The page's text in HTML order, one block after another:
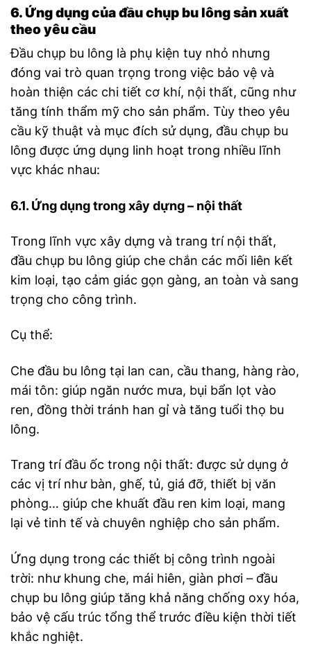
6. Ứng dụng của đầu chụp bu lông sản xuất
theo yêu cầu
Đầu chụp bu lông là phụ kiện tuy nhỏ nhưng
đóng vai trò quan trọng trong việc bảo vệ và
hoàn thiện các chi tiết cơ khí, nội thất, cũng như
tăng tính thẩm mỹ cho sản phẩm. Tùy theo yêu
cầu kỹ thuật và mục đích sử dụng, đầu chụp bu
lông được ứng dụng linh hoạt trong nhiều lĩnh
vực khác nhau:
6.1. Ứng dụng trong xây dựng – nội thất
Trong lĩnh vực xây dựng và trang trí nội thất,
đầu chụp bu lông giúp che chắn các mối liên kết
kim loại, tạo cảm giác gọn gàng, an toàn và sang
trọng cho công trình.
Cụ thể:
Che đầu bu lông tại lan can, cầu thang, hàng rào,
mái tôn: giúp ngăn nước mưa, bụi bẩn lọt vào
ren, đồng thời tránh han gỉ và tăng tuổi thọ bu
lông.
Trang trí đầu ốc trong nội thất: được sử dụng ở
các vị trí như bàn, ghế, tủ, giá đỡ, thiết bị văn
phòng… giúp che khuất đầu ren kim loại, mang
lại vẻ tinh tế và chuyên nghiệp cho sản phẩm.
Ứng dụng trong các thiết bị công trình ngoài
trời: như khung che, mái hiên, giàn phơi – đầu
chụp bu lông giúp tăng khả năng chống oxy hóa,
bảo vệ cấu trúc tổng thể trước điều kiện thời tiết
khắc nghiệt.